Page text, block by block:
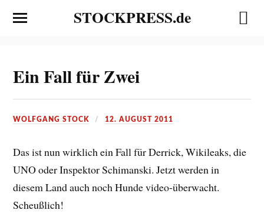
STOCKPRESS.de
Ein Fall für Zwei
WOLFGANG STOCK 12. AUGUST 2011
Das ist nun wirklich ein Fall für Derrick, Wikileaks, die
UNO oder Inspektor Schimanski. Jetzt werden in
diesem Land auch noch Hunde video-überwacht.
Scheußlich!